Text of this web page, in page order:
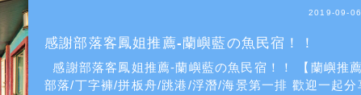
2019-09-06
感謝部落客鳳姐推薦-蘭嶼藍の魚民宿！！
部落/丁字褲/拼板舟/跳港/浮潛/海景第一排 歡迎一起分享平實紀錄，隨手的拍照，讓大家感受最真實